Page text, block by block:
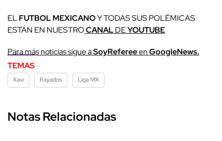
ELFUTBOL MEXICANOY TODAS SUS POLÉMICAS
ESTÁN EN NUESTROCANALDEYOUTUBE
Para más noticias sigue aSoyRefereeenGoogleNews.
TEMAS
Xavi Rayados Liga MX
Notas Relacionadas